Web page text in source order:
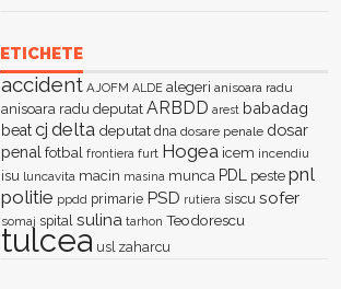
ETICHETE
accident AJOFM ALDE alegeri anisoara radu
anisoara radu deputat ARBDD arest babadag
beatcj delta deputat dna dosare penale dosar
penal fotbal frontiera furt Hogea icem incendiu
isu luncavita macin masina munca PDL peste pnl
politie ppdd primarie PSD rutiera siscu sofer
somaj spital sulina tarhon Teodorescu
tulcea usl zaharcu